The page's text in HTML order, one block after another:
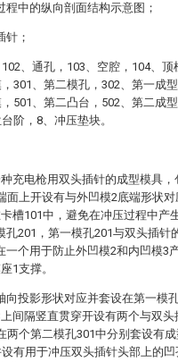
中的纵向剖面结构示意图；
针；
、通孔，103、空腔，104、顶
301、第二模孔，302、第一成
501、第二凸台，502、第二成
阶，8、冲压垫块。
充电枪用双头插针的成型模具
面上开设有与外凹模2底端形状对
槽101中，避免在冲压过程中产
201，第一模孔201与双头插针
个用于防止外凹模2和内凹模3
1支撑。
向投影形状对应并套设在第一模
间隔竖直贯穿开设有两个与双头
两个第二模孔301中分别套设有
有用于冲压双头插针头部上的